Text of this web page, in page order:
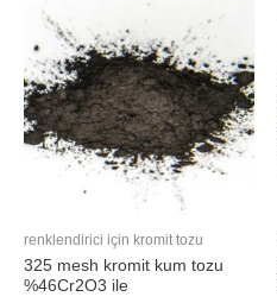
renklendirici için kromit tozu
325 mesh kromit kum tozu
%46Cr2O3 ile